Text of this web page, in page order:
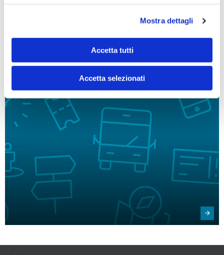
Mostra dettagli
Accetta tutti
Accetta selezionati